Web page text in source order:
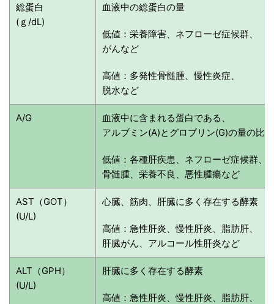
総蛋白
(ｇ/dL)
血液中の総蛋白の量
低値：栄養障害、ネフローゼ症候群、
がんなど
高値：多発性骨髄腫、慢性炎症、
脱水など
A/G
血液中に含まれる蛋白である、
アルブミン(A)とグロブリン(G)の量の比率
低値：各種肝疾患、ネフローゼ症候群、
骨髄腫、栄養不良、悪性腫瘍など
AST（GOT）
(U/L)
心臓、筋肉、肝臓に多く存在する酵素
高値：急性肝炎、慢性肝炎、脂肪肝、
肝臓がん、アルコール性肝炎など
ALT（GPH）
(U/L)
肝臓に多く存在する酵素
高値：急性肝炎、慢性肝炎、脂肪肝、